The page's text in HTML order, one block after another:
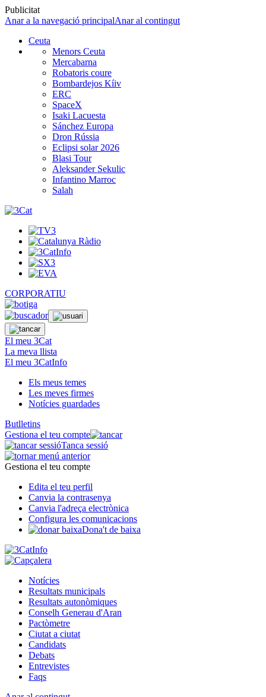
Publicitat
Anar a la navegació principalAnar al contingut
Ceuta
Menors Ceuta
Mercabarna
Robatoris coure
Bombardejos Kíiv
ERC
SpaceX
Isaki Lacuesta
Sánchez Europa
Dron Rússia
Eclipsi solar 2026
Blasi Tour
Aleksander Sekulic
Infantino Marroc
Salah
CORPORATIU
El meu 3Cat
La meva llista
El meu 3CatInfo
Els meus temes
Les meves firmes
Notícies guardades
Butlletins
Gestiona el teu compte
Tanca sessió
Gestiona el teu compte
Edita el teu perfil
Canvia la contrasenya
Canvia l'adreça electrònica
Configura les comunicacions
Dona't de baixa
Notícies
Resultats municipals
Resultats autonòmiques
Conselh Generau d'Aran
Pactòmetre
Ciutat a ciutat
Candidats
Debats
Entrevistes
Faqs